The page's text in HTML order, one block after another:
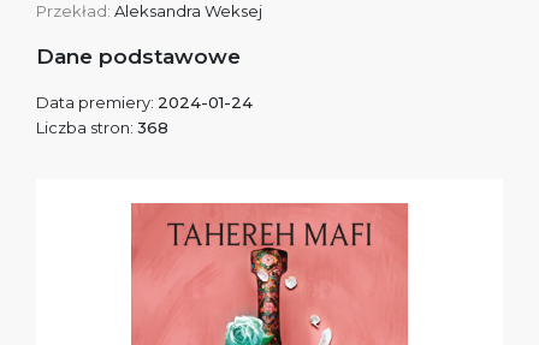
Przekład: Aleksandra Weksej
Dane podstawowe
Data premiery: 2024-01-24
Liczba stron: 368